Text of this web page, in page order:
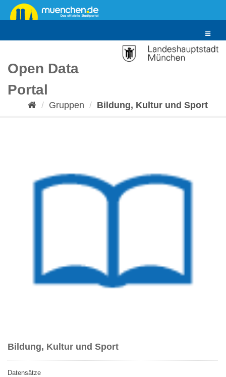
Überspringen
zum
Toggle
Open Data
Portal
Gruppen Bildung, Kultur und Sport
Bildung, Kultur und Sport
Datensätze